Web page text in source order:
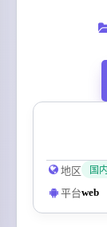
地区 国内
平台web